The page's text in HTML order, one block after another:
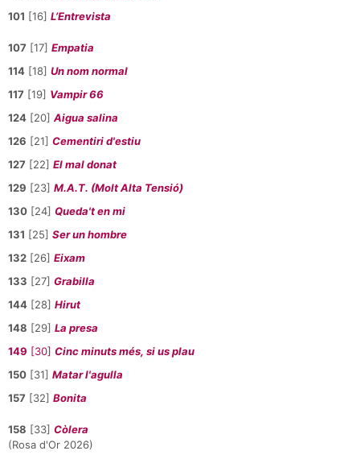
101 [16] L’Entrevista
107 [17] Empatia
114 [18] Un nom normal
117 [19] Vampir 66
124 [20] Aigua salina
126 [21] Cementiri d'estiu
127 [22] El mal donat
129 [23] M.A.T. (Molt Alta Tensió)
130 [24] Queda't en mi
131 [25] Ser un hombre
132 [26] Eixam
133 [27] Grabilla
144 [28] Hirut
148 [29] La presa
149 [30] Cinc minuts més, si us plau
150 [31] Matar l'agulla
157 [32] Bonita
158 [33] Còlera
(Rosa d'Or 2026)